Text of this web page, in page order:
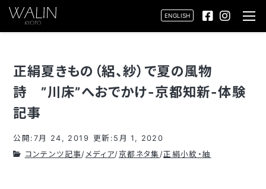
ENGLISH
正絹夏きもの（絽、紗）で夏の風物
詩 ”川床”へおでかけ-京都知新-体験
記事
公開:7月 24, 2019
更新:5月 1, 2020
コンテンツ記事/ メディア/ 京都ネタ集 /正絹小紋・紬